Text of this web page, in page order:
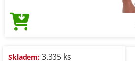
Skladem: 3.335 ks